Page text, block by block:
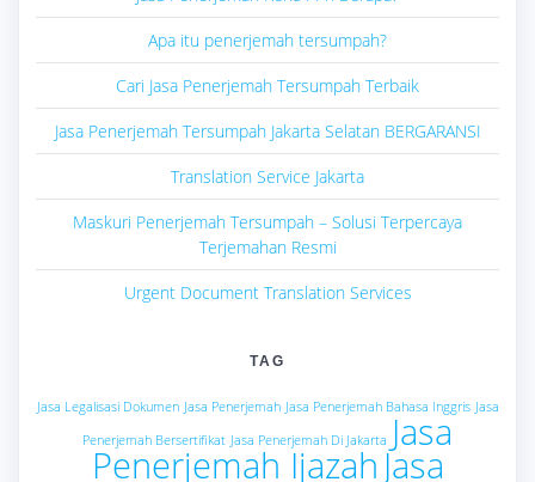
Apa itu penerjemah tersumpah?
Cari Jasa Penerjemah Tersumpah Terbaik
Jasa Penerjemah Tersumpah Jakarta Selatan BERGARANSI
Translation Service Jakarta
Maskuri Penerjemah Tersumpah – Solusi Terpercaya
Terjemahan Resmi
Urgent Document Translation Services
TAG
Jasa Legalisasi Dokumen Jasa Penerjemah Jasa Penerjemah Bahasa Inggris Jasa
Penerjemah Bersertifikat Jasa Penerjemah Di Jakarta Jasa
Penerjemah Ijazah Jasa